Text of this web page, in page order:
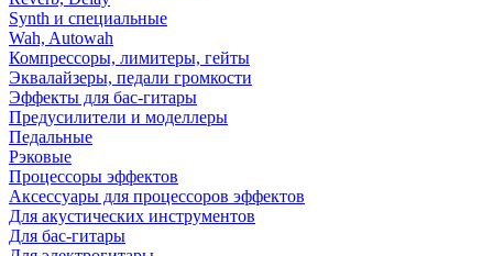
Synth и специальные
Wah, Autowah
Компрессоры, лимитеры, гейты
Эквалайзеры, педали громкости
Эффекты для бас-гитары
Предусилители и моделлеры
Педальные
Рэковые
Процессоры эффектов
Аксессуары для процессоров эффектов
Для акустических инструментов
Для бас-гитары